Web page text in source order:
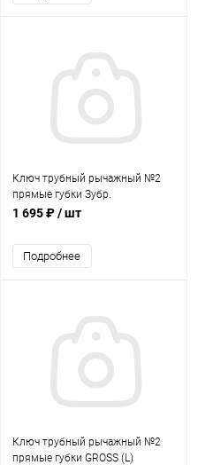
Ключ трубный рычажный №2
прямые губки Зубр.
1 695 ₽/ шт
Подробнее
Ключ трубный рычажный №2
прямые губки GROSS (L)